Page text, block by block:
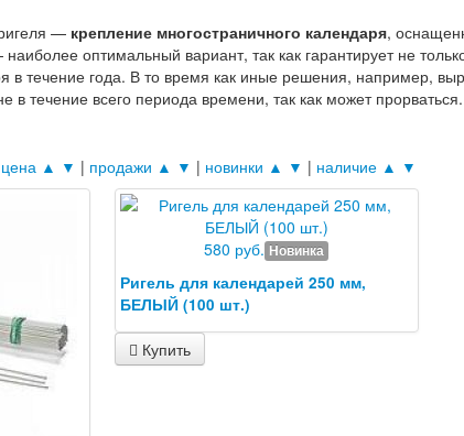
— крепление многостраничного календаря,
оптимальный вариант, так как гарантирует не
в течение года. В то время как иные решения, например,
в течение всего периода времени, так как может прорваться.
цена ▲ ▼ | продажи ▲ ▼ | новинки ▲ ▼ | наличие ▲ ▼
580 руб. Новинка
Ригель для календарей 250 мм,
БЕЛЫЙ (100 шт.)
Купить